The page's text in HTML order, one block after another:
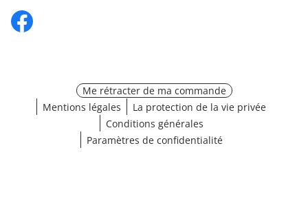
Me rétracter de ma commande
Mentions légales
La protection de la vie privée
Conditions générales
Paramètres de confidentialité